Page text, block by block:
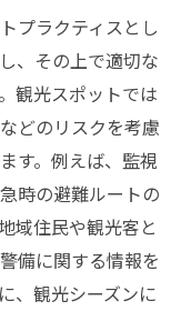
プラクティスとし
、その上で適切な
観光スポットでは
どのリスクを考慮
す。例えば、監視
時の避難ルートの
域住民や観光客と
備に関する情報を
、観光シーズンに